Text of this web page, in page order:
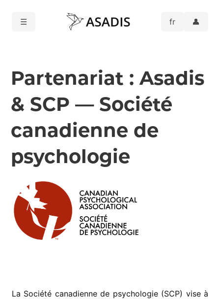
☰ 👤
Partenariat : Asadis
& SCP — Société
canadienne de
psychologie
La Société canadienne de psychologie (SCP) vise à